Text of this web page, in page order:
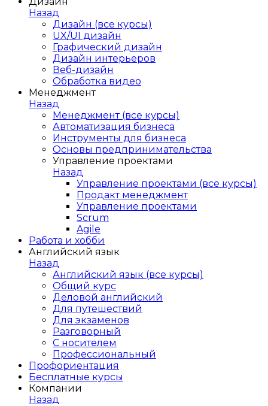
Назад
Дизайн (все курсы)
UX/UI дизайн
Графический дизайн
Дизайн интерьеров
Веб-дизайн
Обработка видео
Менеджмент
Назад
Менеджмент (все курсы)
Автоматизация бизнеса
Инструменты для бизнеса
Основы предпринимательства
Управление проектами
Назад
Управление проектами (все курсы)
Продакт менеджмент
Управление проектами
Scrum
Agile
Работа и хобби
Английский язык
Назад
Английский язык (все курсы)
Общий курс
Деловой английский
Для путешествий
Для экзаменов
Разговорный
С носителем
Профессиональный
Профориентация
Бесплатные курсы
Компании
Назад